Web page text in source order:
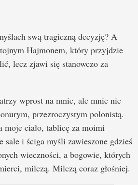
swą tragiczną decyzję? A
Hajmonem, który przyjdzie
lecz zjawi się stanowczo za
wprost na mnie, ale mnie nie
przezroczystym polonistą.
moje ciało, tablicę za moimi
sale i ściga myśli zawieszone gdzieś
wieczności, a bogowie, których
milczą. Milczą coraz głośniej.